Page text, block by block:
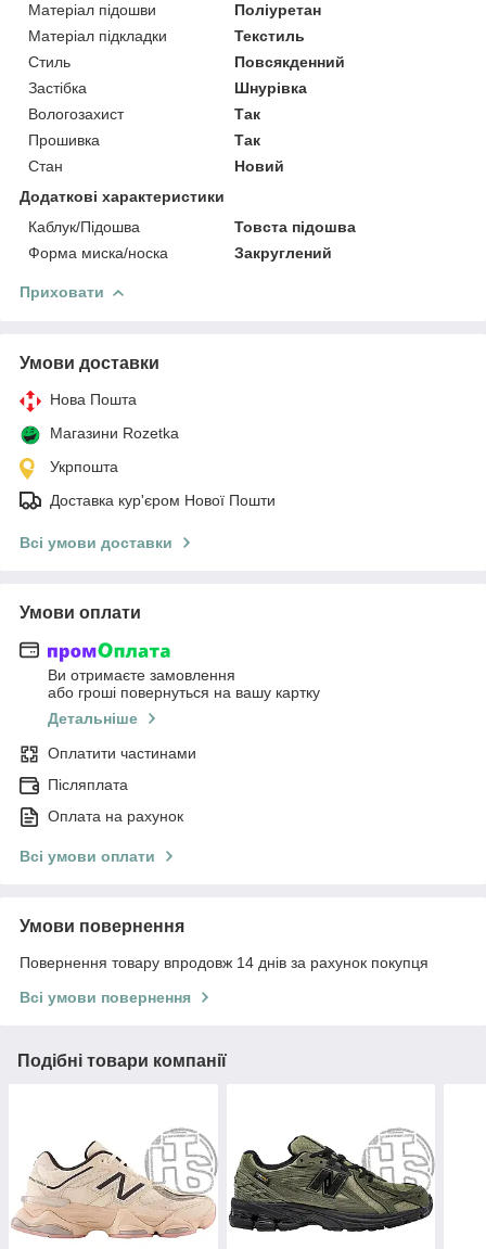
Матеріал підошви
Поліуретан
Матеріал підкладки
Текстиль
Стиль
Повсякденний
Застібка
Шнурівка
Вологозахист
Так
Прошивка
Так
Стан
Новий
Додаткові характеристики
Каблук/Підошва
Товста підошва
Форма миска/носка
Закруглений
Приховати
Умови доставки
Нова Пошта
Магазини Rozetka
Укрпошта
Доставка кур'єром Нової Пошти
Всі умови доставки
Умови оплати
Ви отримаєте замовлення
або гроші повернуться на вашу картку
Детальніше
Оплатити частинами
Післяплата
Оплата на рахунок
Всі умови оплати
Умови повернення
Повернення товару впродовж 14 днів за рахунок покупця
Всі умови повернення
Подібні товари компанії